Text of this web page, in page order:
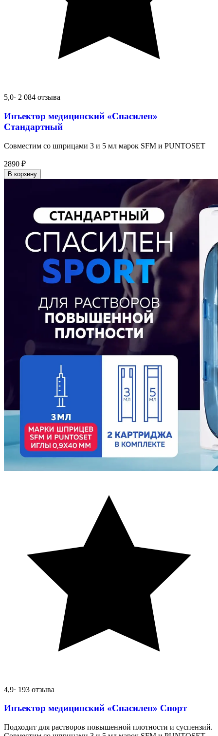
5,0· 2 084 отзыва
Инъектор медицинский «Спасилен»
Стандартный
Совместим со шприцами 3 и 5 мл марок SFM и PUNTOSET
2890 ₽
В корзину
4,9· 193 отзыва
Инъектор медицинский «Спасилен» Спорт
Подходит для растворов повышенной плотности и суспензий.